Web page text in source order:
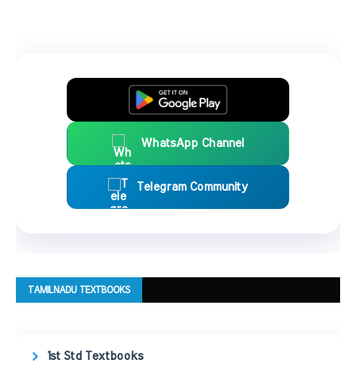
WhatsApp Channel
Telegram Community
TAMILNADU TEXTBOOKS
1st Std Textbooks